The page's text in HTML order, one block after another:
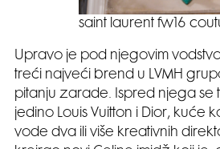
saint laurent fw16
Upravo je pod njegovim
treći najveći brend u LVMH
pitanju zarade. Ispred njega se
jedino Louis Vuitton i Dior, kuće
vode dva ili više kreativnih